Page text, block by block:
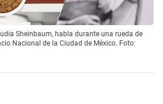
Sheinbaum, habla durante una rueda de
Nacional de la Ciudad de México. Foto: